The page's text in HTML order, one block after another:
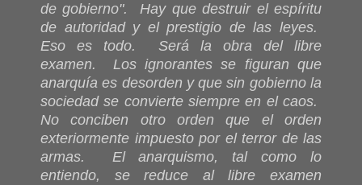
de gobierno". Hay que destruir el espíritu
de autoridad y el prestigio de las leyes.
Eso es todo. Será la obra del libre
examen. Los ignorantes se figuran que
anarquía es desorden y que sin gobierno la
sociedad se convierte siempre en el caos.
No conciben otro orden que el orden
exteriormente impuesto por el terror de las
armas. El anarquismo, tal como lo
entiendo, se reduce al libre examen